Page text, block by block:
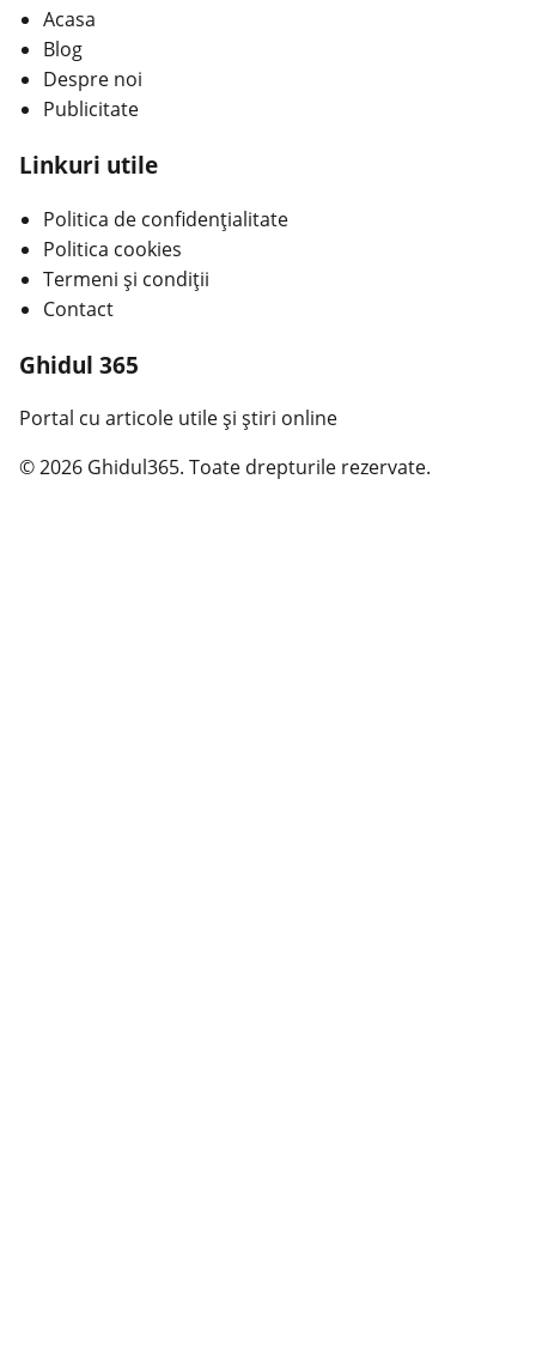
Acasa
Blog
Despre noi
Publicitate
Linkuri utile
Politica de confidențialitate
Politica cookies
Termeni și condiții
Contact
Ghidul 365
Portal cu articole utile și știri online
© 2026 Ghidul365. Toate drepturile rezervate.